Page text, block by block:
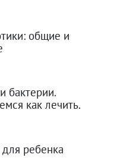
общие и
бактерии.
как лечить.
ребенка